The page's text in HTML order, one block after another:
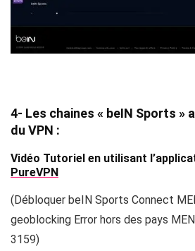
4- Les chaines « beIN Sports »
du VPN :
Vidéo Tutoriel en utilisant
PureVPN
(Débloquer beIN Sports Connect
geoblocking Error hors des pays
3159)